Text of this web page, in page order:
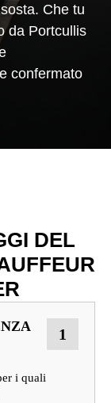
Che tu
da Portcullis
confermato
DEL
i quali
1